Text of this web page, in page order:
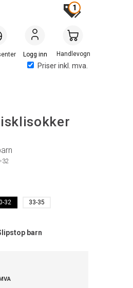
Priser inkl. mva.
Logg inn Handlevogn
1
32
32 33-35
barn